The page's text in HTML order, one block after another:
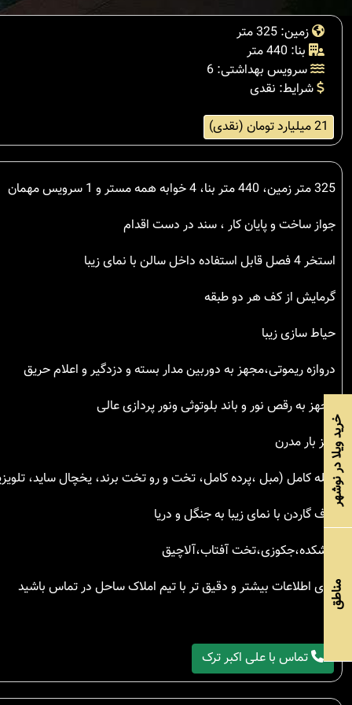
زمین: 325 متر
بنا: 440 متر
سرویس بهداشتی: 6
شرایط: نقدی
21 میلیارد تومان (نقدی)
325 متر زمین، 440 متر بنا، 4 خوابه همه مستر و 1 سرویس مهمان
جواز ساخت و پایان کار ، سند در دست اقدام
استخر 4 فصل قابل استفاده داخل سالن با نمای زیبا
گرمایش از کف هر دو طبقه
حیاط سازی زیبا
دروازه ریموتی،مجهز به دوربین مدار بسته و دزدگیر و اعلام حریق
مجهز به رقص نور و باند بلوتوثی ونور پردازی عالی
میز بار مدرن
مبله کامل (مبل ،پرده کامل، تخت و رو تخت برند، یخچال ساید، تلویزیون 65، ماشین
روف گاردن با نمای زیبا به جنگل و دریا
آتشکده،جکوزی،تخت آفتاب،آلاچیق
برای اطلاعات بیشتر و دقیق تر با تیم املاک ساحل در تماس باشید
تماس با علی اکبر ترک
خرید ویلا در نوشهر
مناطق